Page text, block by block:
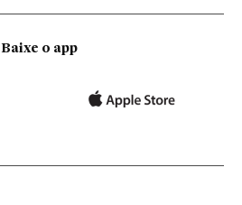
Baixe o app